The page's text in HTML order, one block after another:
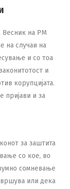
Весник на РМ
на случаи на
и со тоа
и
корупцијата.
пријави и за
за заштита
со кое, во
сомневање
или дека